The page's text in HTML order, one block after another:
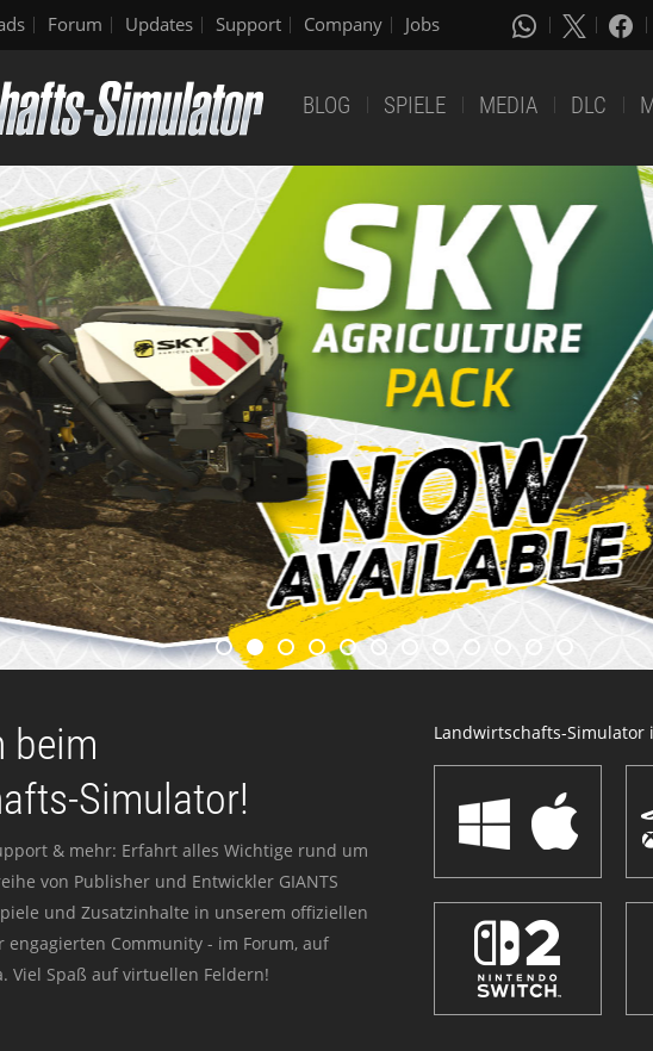
Forum Updates Support Company Jobs
BLOG SPIELE MEDIA DLC
beim
Simulator!
& mehr: Erfahrt alles Wichtige rund um
von Publisher und Entwickler GIANTS
und Zusatzinhalte in unserem offiziellen
engagierten Community - im Forum, auf
Viel Spaß auf virtuellen Feldern!
Landwirtschafts-